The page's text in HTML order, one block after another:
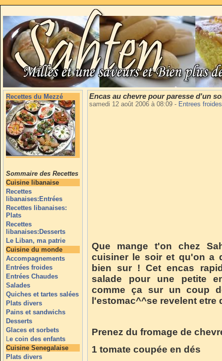
Recettes du Mezzé
Sommaire des Recettes
Cuisine libanaise
Recettes
libanaises:Entrées
Recettes libanaises:
Plats
Recettes
libanaises:Desserts
Le Liban, ma patrie
Cuisine du monde
Accompagnements
Entrées froides
Entrées Chaudes
Salades
Quiches et tartes salées
Plats divers
Pains et sandwichs
Desserts
Glaces et sorbets
Le coin des enfants
Cuisine Senegalaise
Plats divers
Encas au chevre pour paresse d'un
samedi 12 août 2006 à 08:09 - Entrees
Que mange t'on chez
cuisiner le soir et qu'on a
bien sur ! Cet encas
salade pour une petite
comme ça sur un coup
l'estomac^^se revelent etre
Prenez du fromage de
1 tomate coupée en dés